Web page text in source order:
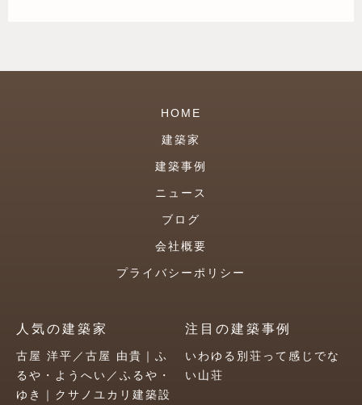
HOME
建築家
建築事例
ニュース
ブログ
会社概要
プライバシーポリシー
人気の建築家
古屋 洋平／古屋 由貴｜ふ
るや・ようへい／ふるや・
ゆき｜クサノユカリ建築設
注目の建築事例
いわゆる別荘って感じでな
い山荘